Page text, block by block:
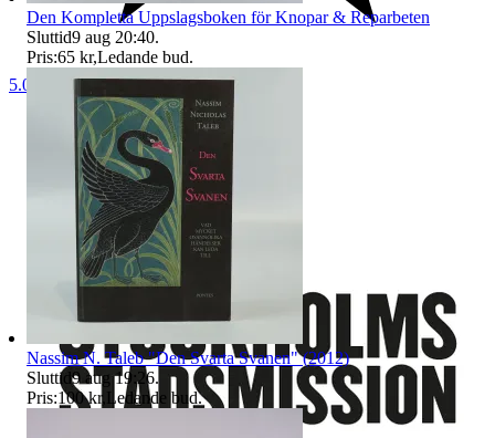
5.0
Den Kompletta Uppslagsboken för Knopar & Reparbeten
Sluttid9 aug 20:40.
Pris:65 kr,Ledande bud.
Nassim N. Taleb "Den Svarta Svanen" (2012)
Sluttid9 aug 19:26.
Pris:100 kr, Ledande bud.